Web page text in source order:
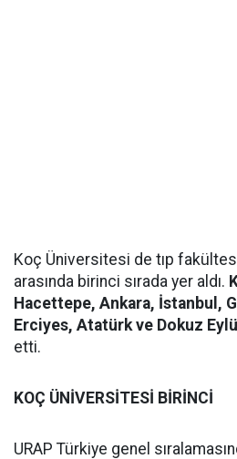
Koç Üniversitesi de tıp
arasında birinci sırada yer aldı.
Hacettepe, Ankara, İstanbul,
Erciyes, Atatürk ve Dokuz
etti.
KOÇ ÜNİVERSİTESİ BİRİNCİ
URAP Türkiye genel